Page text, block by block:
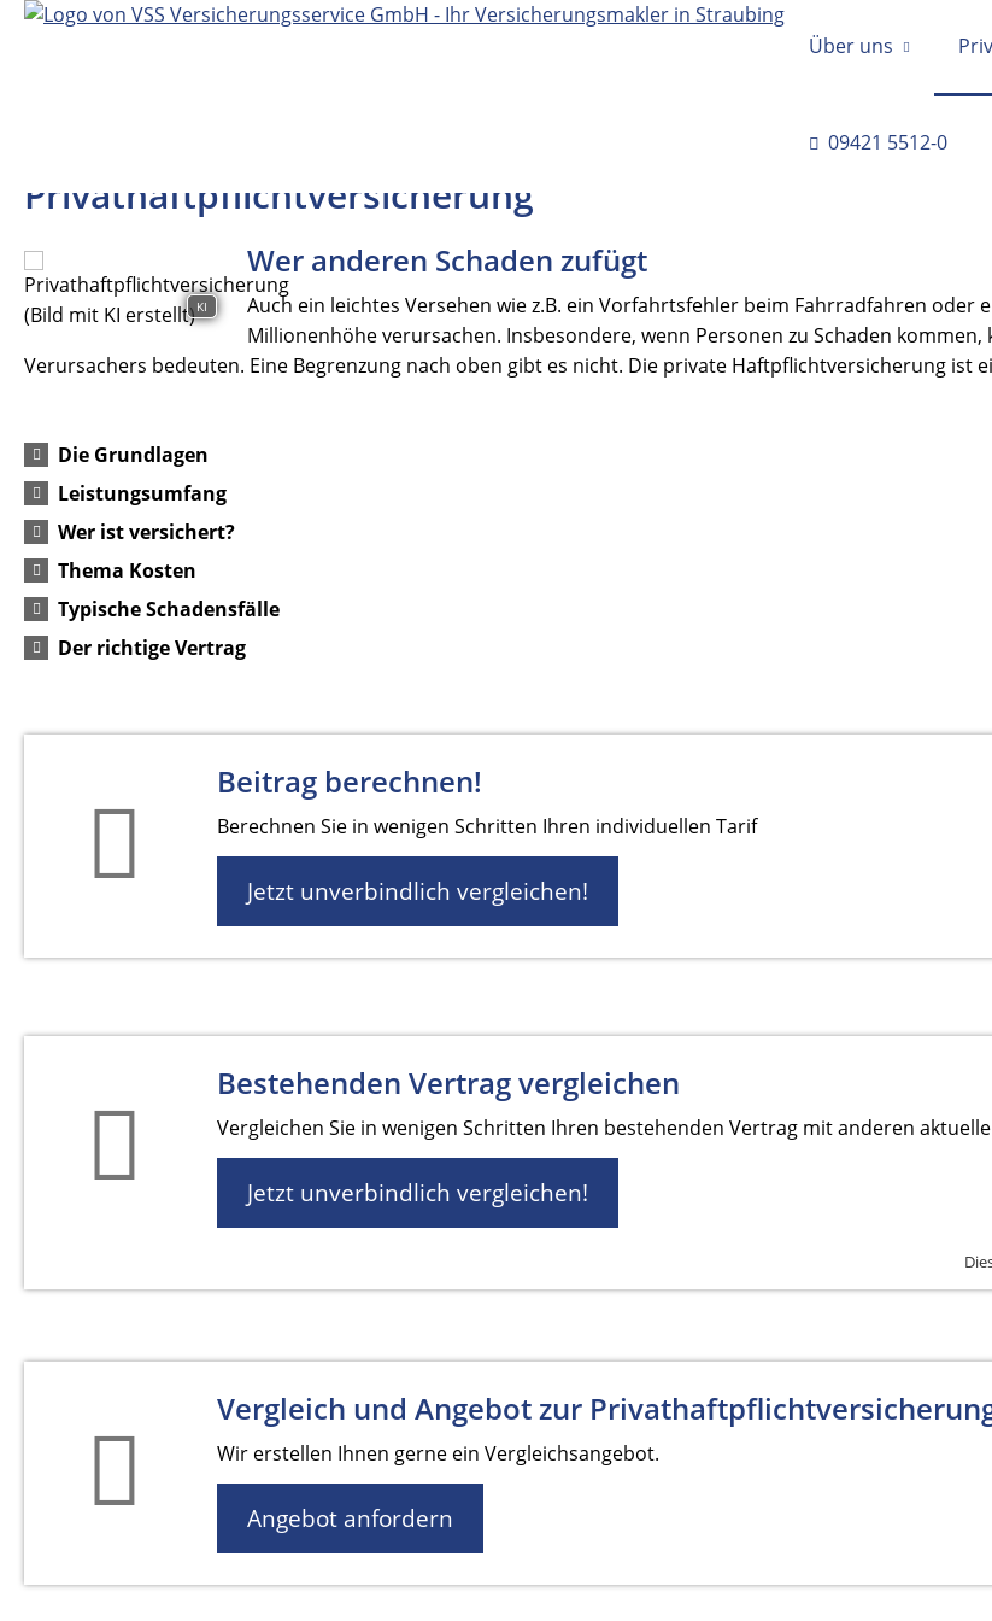
Über uns
09421 5512-0
Privathaftpflichtversicherung
KI
Wer anderen Schaden zufügt
Auch ein leichtes Versehen wie z.B. ein Vorfahrtsfehler beim Fahrradfahren oder
Millionenhöhe verursachen. Insbesondere, wenn Personen zu Schaden
Verursachers bedeuten. Eine Begrenzung nach oben gibt es nicht. Die private Haftpflichtversicherung ist
Die Grundlagen
Leistungsumfang
Wer ist versichert?
Thema Kosten
Typische Schadensfälle
Der richtige Vertrag
Beitrag berechnen!
Berechnen Sie in wenigen Schritten Ihren individuellen Tarif
Jetzt unverbindlich vergleichen!
Bestehenden Vertrag vergleichen
Vergleichen Sie in wenigen Schritten Ihren bestehenden Vertrag mit anderen
Jetzt unverbindlich vergleichen!
Vergleich und Angebot zur
Wir erstellen Ihnen gerne ein Vergleichsangebot.
Angebot anfordern